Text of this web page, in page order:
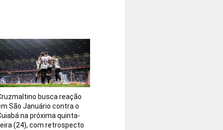
busca reação
São Januário contra o
na próxima quinta-
(24), com retrospecto